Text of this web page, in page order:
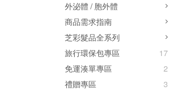
外泌體 / 胞外體
商品需求指南
芝彩髮品全系列
旅行環保包專區
17
免運湊單專區
2
禮贈專區
3